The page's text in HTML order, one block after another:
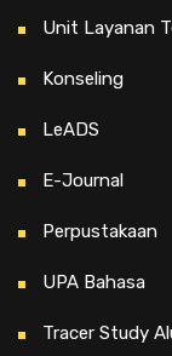
Unit Layanan
Konseling
LeADS
E-Journal
Perpustakaan
UPA Bahasa
Tracer Study